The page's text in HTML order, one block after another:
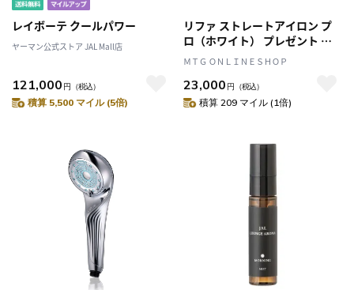
レイボーテ クールパワー
ヤーマン公式ストア JAL Mall店
121,000 円 （税込）
積算 5,500 マイル (5倍)
リファ ストレートアイロン プ
ロ（ホワイト） プレゼント ギ
フト 誕生日 結婚祝い ヘアアイ
ロン
ＭＴＧ ＯＮＬＩＮＥＳＨＯＰ
23,000 円 （税込）
積算 209 マイル (1倍)